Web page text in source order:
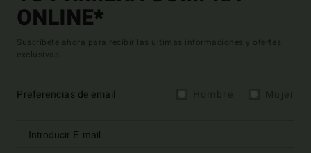
ONLINE*
Suscríbete ahora para recibir las ultimas informaciones y ofertas
exclusivas.
Preferencias de email